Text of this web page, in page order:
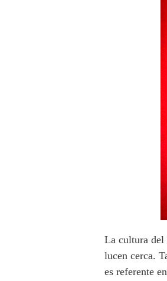
La cultura del
lucen cerca.
es referente